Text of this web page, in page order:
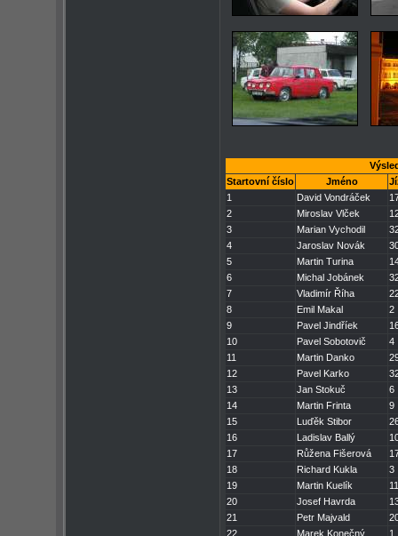
Startovní číslo
Jméno
1
David Vondráček
2
Miroslav Vlček
3
Marian Vychodil
4
Jaroslav Novák
5
Martin Turina
6
Michal Jobánek
7
Vladimír Říha
8
Emil Makal
2
9
Pavel Jindříek
10
Pavel Sobotovič
4
11
Martin Danko
12
Pavel Karko
13
Jan Stokuč
6
14
Martin Frinta
9
15
Luďěk Stibor
16
Ladislav Ballý
17
Růžena Fišerová
18
Richard Kukla
3
19
Martin Kuelík
11
20
Josef Havrda
21
Petr Majvald
22
Marek Konečný 1